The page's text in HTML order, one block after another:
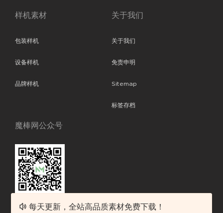
样机素材
包装样机
设备样机
品牌样机
关于我们
关于我们
免责申明
Sitemap
标签存档
魔棒网公众号
每天更新，全站高品质素材免费下载！